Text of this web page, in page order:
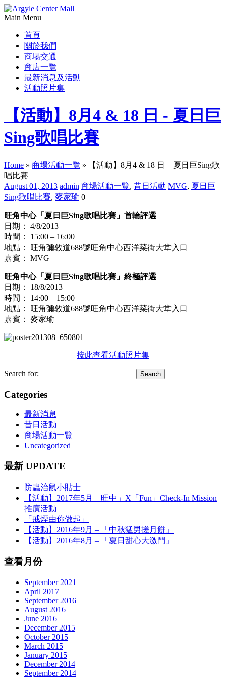
Main Menu
首頁
關於我們
商場交通
商店一覽
最新消息及活動
活動照片集
【活動】8月4 & 18 日 - 夏日巨
Sing歌唱比賽
Home » 商場活動一覽 »
【活動】8月4 & 18 日 – 夏日巨Sing歌
唱比賽
August 01, 2013 admin 商場活動一覽, 昔日活動 MVG, 夏日巨
Sing歌唱比賽, 麥家瑜 0
旺角中心「夏日巨Sing歌唱比賽」首輪評選
日期： 4/8/2013
時間： 15:00 – 16:00
地點： 旺角彌敦道688號旺角中心西洋菜街大堂入口
嘉賓： MVG
旺角中心「夏日巨Sing歌唱比賽」終極評選
日期： 18/8/2013
時間： 14:00 – 15:00
地點： 旺角彌敦道688號旺角中心西洋菜街大堂入口
嘉賓： 麥家瑜
按此查看活動照片集
Search for:
Categories
最新消息
昔日活動
商場活動一覽
Uncategorized
最新 UPDATE
防蟲治鼠小貼士
【活動】2017年5月 – 旺中」X「Fun」Check-In Mission
推廣活動
「戒煙由你做起」
【活動】2016年9月 – 「中秋猛男搓月餅」
【活動】2016年8月 – 「夏日甜心大激鬥」
查看月份
September 2021
April 2017
September 2016
August 2016
June 2016
December 2015
October 2015
March 2015
January 2015
December 2014
September 2014